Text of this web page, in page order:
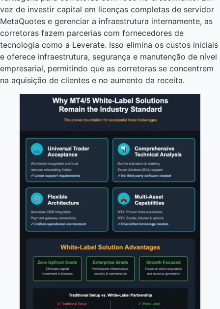
vez de investir capital em licenças completas de servidor
MetaQuotes e gerenciar a infraestrutura internamente, as
corretoras fazem parcerias com fornecedores de
tecnologia como a Leverate. Isso elimina os custos iniciais
e oferece infraestrutura, segurança e manutenção de nível
empresarial, permitindo que as corretoras se concentrem
na aquisição de clientes e no aumento da receita.